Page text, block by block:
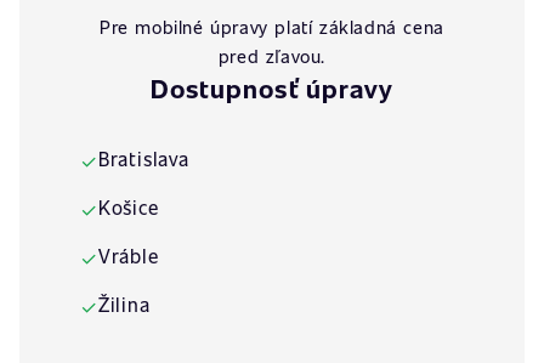
Pre mobilné úpravy platí základná cena
pred zľavou.
Dostupnosť úpravy
✓Bratislava
✓Košice
✓Vráble
✓Žilina